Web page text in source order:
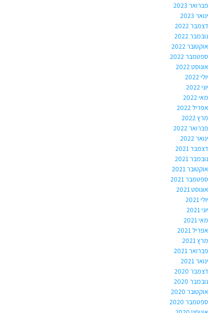
פברואר 2023
ינואר 2023
דצמבר 2022
נובמבר 2022
אוקטובר 2022
ספטמבר 2022
אוגוסט 2022
יולי 2022
יוני 2022
מאי 2022
אפריל 2022
מרץ 2022
פברואר 2022
ינואר 2022
דצמבר 2021
נובמבר 2021
אוקטובר 2021
ספטמבר 2021
אוגוסט 2021
יולי 2021
יוני 2021
מאי 2021
אפריל 2021
מרץ 2021
פברואר 2021
ינואר 2021
דצמבר 2020
נובמבר 2020
אוקטובר 2020
ספטמבר 2020